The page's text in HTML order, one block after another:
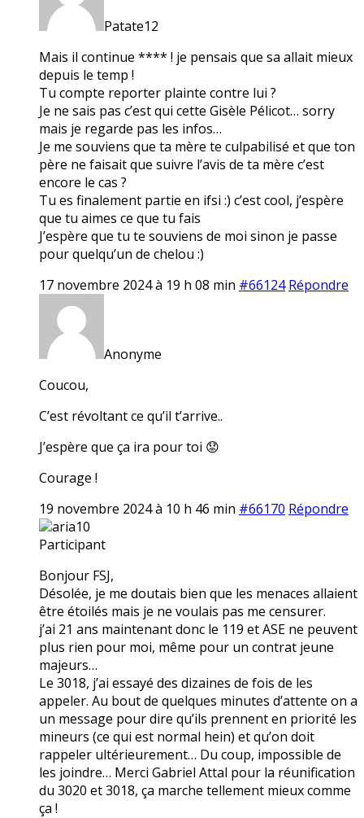
Patate12
Mais il continue **** ! je pensais que sa allait mieux
depuis le temp !
Tu compte reporter plainte contre lui ?
Je ne sais pas c’est qui cette Gisèle Pélicot… sorry
mais je regarde pas les infos…
Je me souviens que ta mère te culpabilisé et que ton
père ne faisait que suivre l’avis de ta mère c’est
encore le cas ?
Tu es finalement partie en ifsi :) c’est cool, j’espère
que tu aimes ce que tu fais
J’espère que tu te souviens de moi sinon je passe
pour quelqu’un de chelou :)
17 novembre 2024 à 19 h 08 min #66124 Répondre
Anonyme
Coucou,
C’est révoltant ce qu’il t’arrive..
J’espère que ça ira pour toi 😟
Courage !
19 novembre 2024 à 10 h 46 min #66170 Répondre
aria10
Participant
Bonjour FSJ,
Désolée, je me doutais bien que les menaces allaient
être étoilés mais je ne voulais pas me censurer.
j’ai 21 ans maintenant donc le 119 et ASE ne peuvent
plus rien pour moi, même pour un contrat jeune
majeurs…
Le 3018, j’ai essayé des dizaines de fois de les
appeler. Au bout de quelques minutes d’attente on a
un message pour dire qu’ils prennent en priorité les
mineurs (ce qui est normal hein) et qu’on doit
rappeler ultérieurement… Du coup, impossible de
les joindre… Merci Gabriel Attal pour la réunification
du 3020 et 3018, ça marche tellement mieux comme
ça !